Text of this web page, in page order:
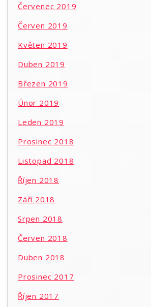
Červenec 2019
Červen 2019
Květen 2019
Duben 2019
Březen 2019
Únor 2019
Leden 2019
Prosinec 2018
Listopad 2018
Říjen 2018
Září 2018
Srpen 2018
Červen 2018
Duben 2018
Prosinec 2017
Říjen 2017